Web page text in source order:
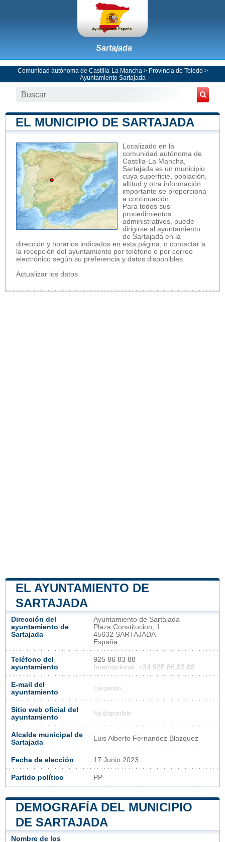
Sartajada
Comunidad autónoma de Castilla-La Mancha > Provincia de Toledo>
Ayuntamiento Sartajada
EL MUNICIPIO DE SARTAJADA
Localizado en la
comunidad autónoma de
Castilla-La Mancha,
Sartajada es un municipio
cuya superficie, población,
altitud y otra información
importante se proporciona
a continuación.
Para todos sus
procedimientos
administrativos, puede
dirigirse al ayuntamiento
de Sartajada en la
dirección y horarios indicados en esta página, o contactar a
la recepción del ayuntamiento por teléfono o por correo
electrónico según su preferencia y datos disponibles.
Actualizar los datos
EL AYUNTAMIENTO DE
SARTAJADA
Dirección del
ayuntamiento de
Sartajada
Ayuntamiento de Sartajada
Plaza Constitucion, 1
45632 SARTAJADA
España
Teléfono del
ayuntamiento
925 86 83 88
Internacional: +34 925 86 83 88
E-mail del
ayuntamiento
Cargando...
Sitio web oficial del
ayuntamiento
No disponible
Alcalde municipal de
Sartajada
Luis Alberto Fernandez Blazquez
Fecha de elección 17 Junio 2023
Partido político PP
DEMOGRAFÍA DEL MUNICIPIO
DE SARTAJADA
Nombre de los